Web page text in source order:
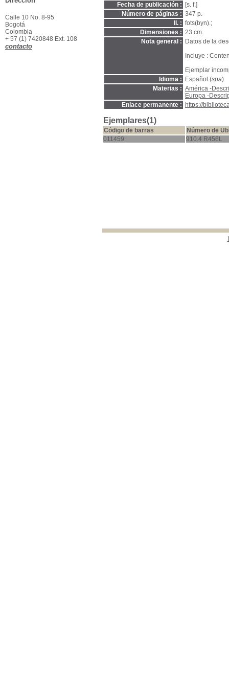
Fecha de publicación :
[s. f.]
Número de páginas : 347 p.
Il. : fots(byn).;
Dimensiones : 23 cm.
Nota general :
Datos de la
Incluye :
Ejemplar
Idioma :
Español (spa)
Materias : América -
Europa -
Enlace permanente :
https://
Ejemplares(1)
Código de barras
Número de
011459
910.4 R456L
Calle 10 No. 8-95
Bogotá
Colombia
+ 57 (1) 7420848 Ext. 108
contacto